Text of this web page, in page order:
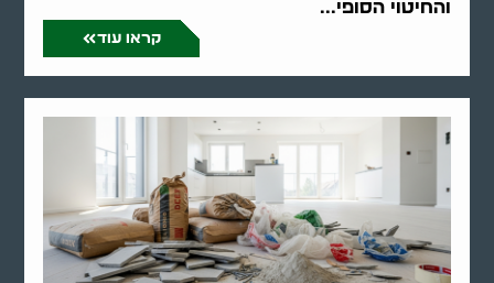
והחיטוי הסופי...
קראו עוד